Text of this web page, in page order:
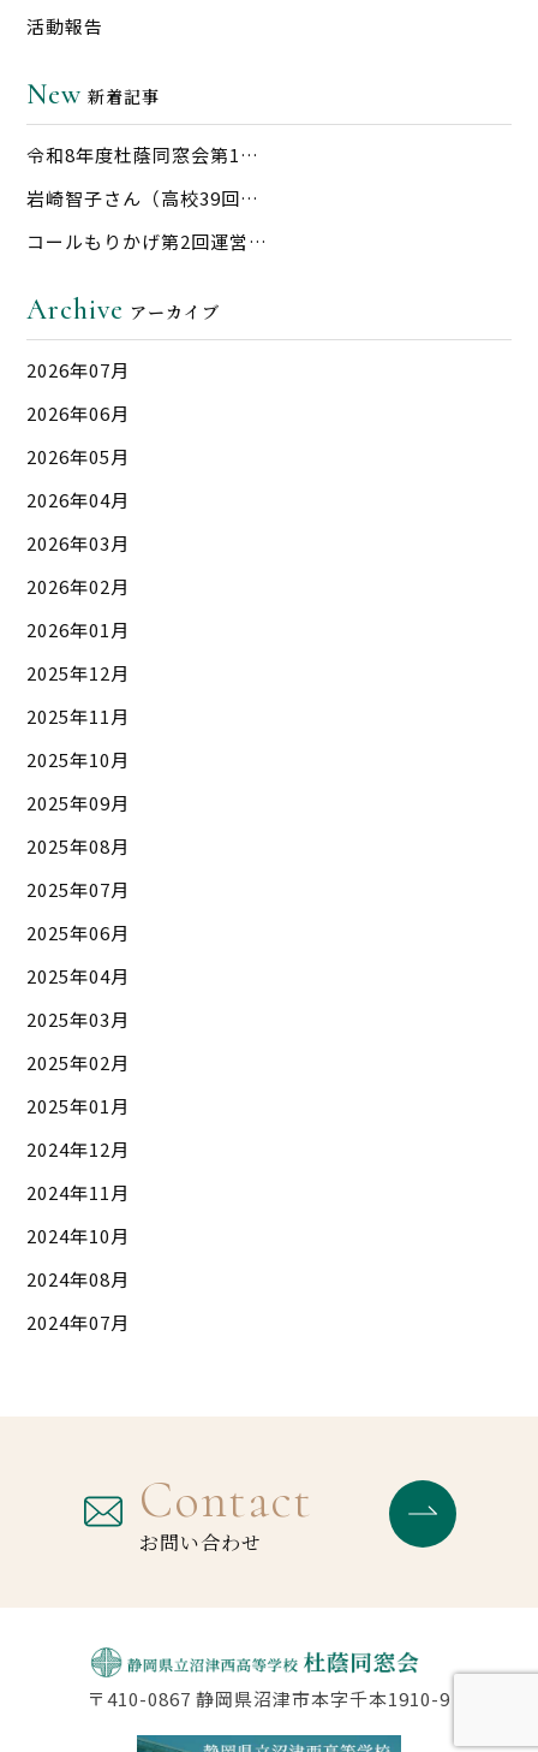
活動報告
New 新着記事
令和8年度杜蔭同窓会第1…
岩崎智子さん（高校39回…
コールもりかげ第2回運営…
Archive アーカイブ
2026年07月
2026年06月
2026年05月
2026年04月
2026年03月
2026年02月
2026年01月
2025年12月
2025年11月
2025年10月
2025年09月
2025年08月
2025年07月
2025年06月
2025年04月
2025年03月
2025年02月
2025年01月
2024年12月
2024年11月
2024年10月
2024年08月
2024年07月
Contact
お問い合わせ
〒410-0867 静岡県沼津市本字千本1910-9